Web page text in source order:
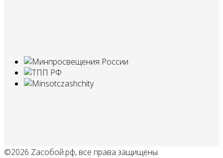
©2026 Zaсобой.рф, все права защищены